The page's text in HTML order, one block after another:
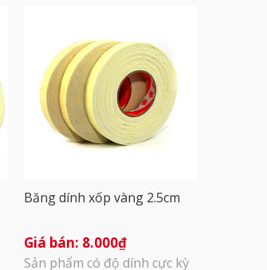
Băng dính xốp vàng 2.5cm
8.000₫
Sản phẩm có độ dính cực kỳ